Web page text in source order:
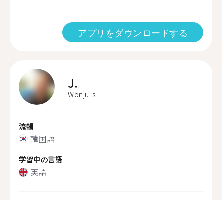
アプリをダウンロードする
J.
Wonju-si
流暢
韓国語
学習中の言語
英語